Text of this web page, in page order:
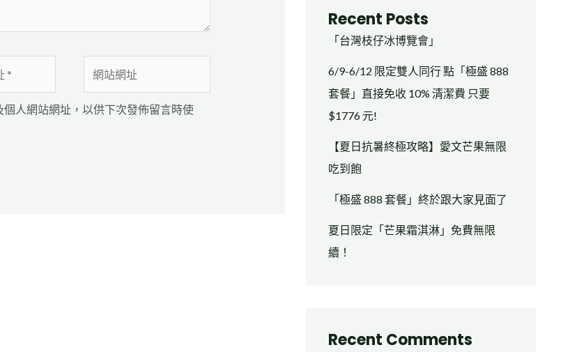
站
網
人網站網址，以供下次發佈留言時使
Recent Posts
「台灣枝仔冰博覽會」
6/9-6/12 限定雙人同行 點「極盛 888
套餐」直接免收 10% 清潔費 只要
$1776 元!
【夏日抗暑終極攻略】愛文芒果無限
吃到飽
「極盛 888 套餐」終於跟大家見面了
夏日限定「芒果霜淇淋」免費無限
續！
Recent Comments